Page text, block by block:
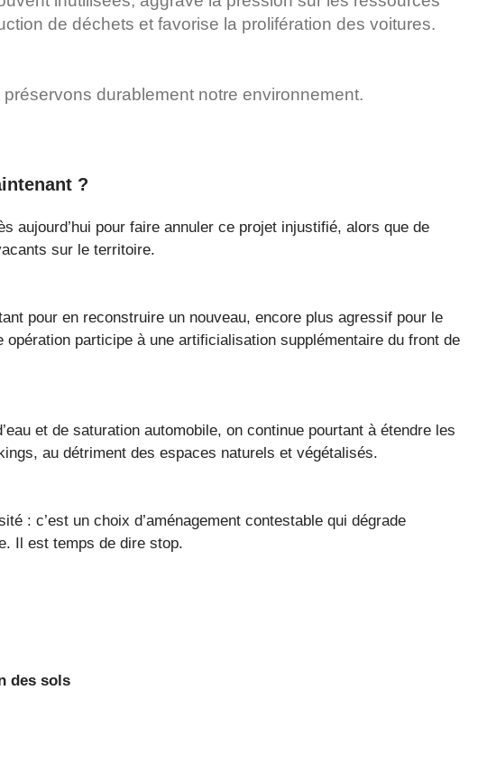
de déchets et favorise la prolifération des voitures.
durablement notre environnement.
?
aujourd’hui pour faire annuler ce projet injustifié, alors que de
sur le territoire.
pour en reconstruire un nouveau, encore plus agressif pour le
participe à une artificialisation supplémentaire du front de
et de saturation automobile, on continue pourtant à étendre les
au détriment des espaces naturels et végétalisés.
: c’est un choix d’aménagement contestable qui dégrade
Il est temps de dire stop.
des sols